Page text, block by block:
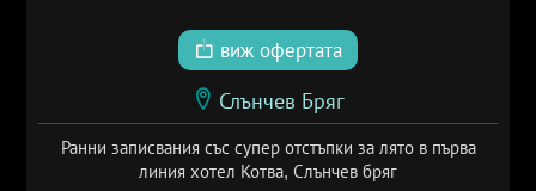
виж офертата
Слънчев Бряг
Ранни записвания със супер отстъпки за лято в първа
линия хотел Котва, Слънчев бряг